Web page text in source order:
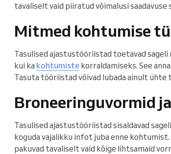
tavaliselt vaid piiratud võimalusi saadavuse
Mitmed kohtumise
Tasulised ajastustööriistad toetavad
kui ka kohtumiste korraldamiseks. See
Tasuta tööriistad võivad lubada ainult
Broneeringuvormid
Tasulised ajastustööriistad sisaldavad sageli
koguda vajalikku infot juba enne
pakuvad tavaliselt vaid kõige lihtsamaid